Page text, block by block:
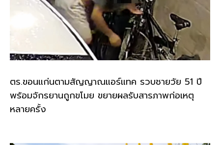
ตร.ขอนแก่นตามสัญญาณแอร์แทค รวบชายวัย 51 ปี
พร้อมจักรยานถูกขโมย ขยายผลรับสารภาพก่อเหตุ
หลายครั้ง